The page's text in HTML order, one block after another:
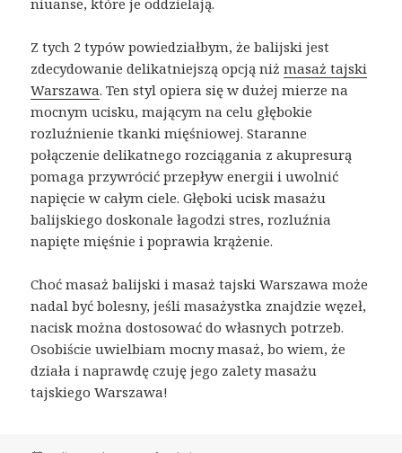
niuanse, które je oddzielają.
Z tych 2 typów powiedziałbym, że balijski jest
zdecydowanie delikatniejszą opcją niżmasaż tajski
Warszawa. Ten styl opiera się w dużej mierze na
mocnym ucisku, mającym na celu głębokie
rozluźnienie tkanki mięśniowej. Staranne
połączenie delikatnego rozciągania z akupresurą
pomaga przywrócić przepływ energii i uwolnić
napięcie w całym ciele. Głęboki ucisk masażu
balijskiego doskonale łagodzi stres, rozluźnia
napięte mięśnie i poprawia krążenie.
Choć masaż balijski i masaż tajski Warszawa może
nadal być bolesny, jeśli masażystka znajdzie węzeł,
nacisk można dostosować do własnych potrzeb.
Osobiście uwielbiam mocny masaż, bo wiem, że
działa i naprawdę czuję jego zalety masażu
tajskiego Warszawa!